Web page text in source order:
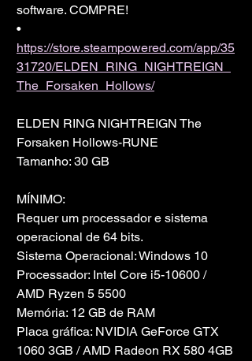
software. COMPRE!
•
https://store.steampowered.com/app/35
31720/ELDEN_RING_NIGHTREIGN_
The_Forsaken_Hollows/
ELDEN RING NIGHTREIGN The
Forsaken Hollows-RUNE
Tamanho: 30 GB
MÍNIMO:
Requer um processador e sistema
operacional de 64 bits.
Sistema Operacional: Windows 10
Processador: Intel Core i5-10600 /
AMD Ryzen 5 5500
Memória: 12 GB de RAM
Placa gráfica: NVIDIA GeForce GTX
1060 3GB / AMD Radeon RX 580 4GB